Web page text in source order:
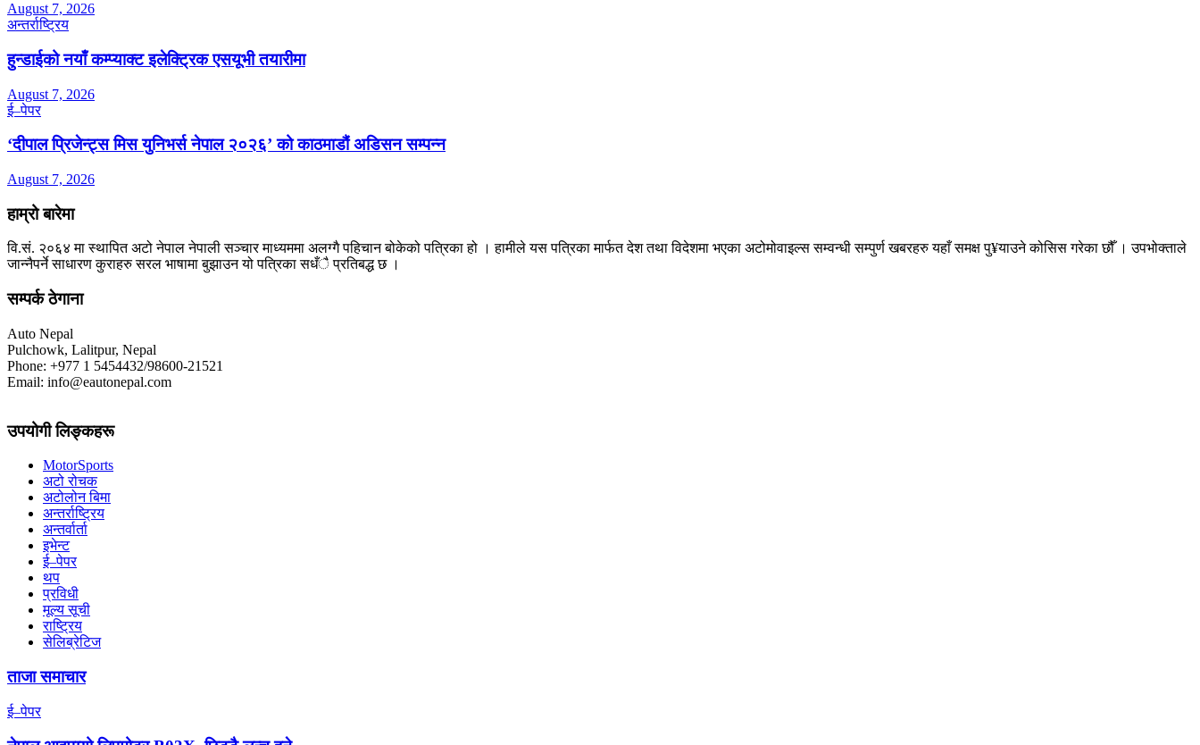
August 7, 2026
अन्तर्राष्ट्रिय
हुन्डाईको नयाँ कम्प्याक्ट इलेक्ट्रिक एसयूभी तयारीमा
August 7, 2026
ई–पेपर
‘दीपाल प्रिजेन्ट्स मिस युनिभर्स नेपाल २०२६’ को काठमाडौं अडिसन सम्पन्न
August 7, 2026
हाम्रो बारेमा
वि.सं. २०६४ मा स्थापित अटो नेपाल नेपाली सञ्चार माध्यममा अलग्गै पहिचान बोकेको पत्रिका हो । हामीले यस पत्रिका मार्फत देश तथा विदेशमा भएका अटोमोवाइल्स सम्वन्धी सम्पुर्ण खबरहरु यहाँ समक्ष पु¥याउने कोसिस गरेका छौँ । उपभोक्ताले
जान्नैपर्ने साधारण कुराहरु सरल भाषामा बुझाउन यो पत्रिका सधँै प्रतिबद्ध छ ।
सम्पर्क ठेगाना
Auto Nepal
Pulchowk, Lalitpur, Nepal
Phone: +977 1 5454432/98600-21521
Email: info@eautonepal.com
उपयोगी लिङ्कहरू
MotorSports
अटो रोचक
अटोलोन बिमा
अन्तर्राष्ट्रिय
अन्तर्वार्ता
इभेन्ट
ई–पेपर
थप
प्रविधी
मूल्य सूची
राष्ट्रिय
सेलिब्रेटिज
ताजा समाचार
ई–पेपर